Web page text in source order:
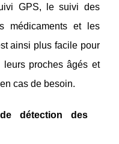
GPS, le suivi des
médicaments et les
ainsi plus facile pour
leurs proches âgés et
cas de besoin.
détection des